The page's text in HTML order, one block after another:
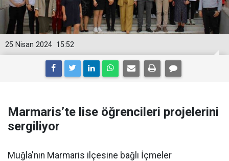
15:52
25 Nisan 2024
Marmaris’te lise öğrencileri projelerini
sergiliyor
Muğla'nın Marmaris ilçesine bağlı İçmeler